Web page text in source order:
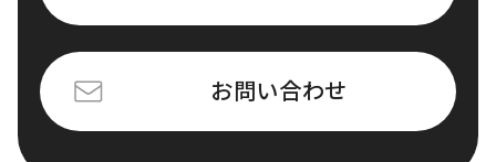
お問い合わせ